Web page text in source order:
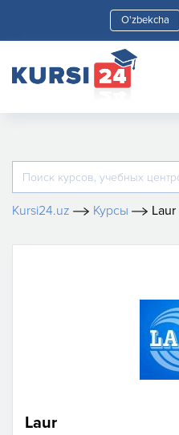
Kursi24.uz Курсы Laur
Laur